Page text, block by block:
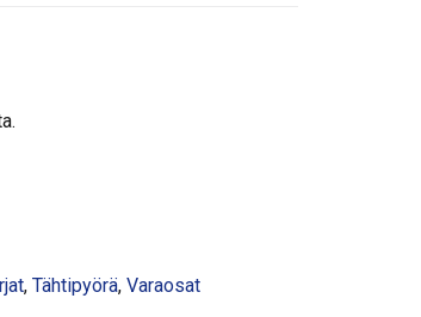
, Tähtipyörä, Varaosat